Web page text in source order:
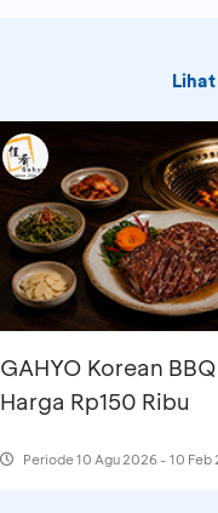
GAHYO Korean
Harga Rp150 Ribu
Periode10 Agu 2026 - 10 Feb